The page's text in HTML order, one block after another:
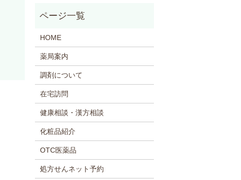
HOME
薬局案内
調剤について
在宅訪問
健康相談・漢方相談
化粧品紹介
OTC医薬品
処方せんネット予約